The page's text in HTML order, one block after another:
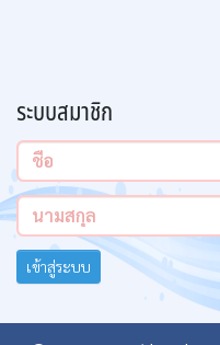
ระบบสมาชิก
เข้าสู่ระบบ